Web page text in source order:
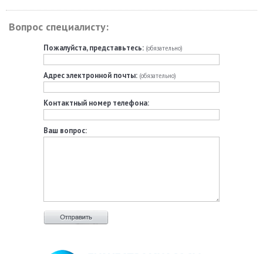
Вопрос специалисту:
Пожалуйста, представьтесь: (обязательно)
Адрес электронной почты: (обязательно)
Контактный номер телефона:
Ваш вопрос: